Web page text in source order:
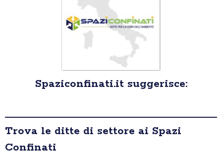
Spaziconfinati.it suggerisce:
Trova le ditte di settore ai Spazi
Confinati